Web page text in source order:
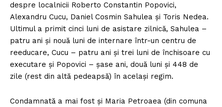
despre localnicii Roberto Constantin Popovici,
Alexandru Cucu, Daniel Cosmin Sahulea şi Toris Nedea.
Ultimul a primit cinci luni de asistare zilnică, Sahulea –
patru ani şi nouă luni de internare într-un centru de
reeducare, Cucu – patru ani şi trei luni de închisoare cu
executare şi Popovici – şase ani, două luni şi 448 de
zile (rest din altă pedeapsă) în acelaşi regim.
Condamnată a mai fost şi Maria Petroaea (din comuna